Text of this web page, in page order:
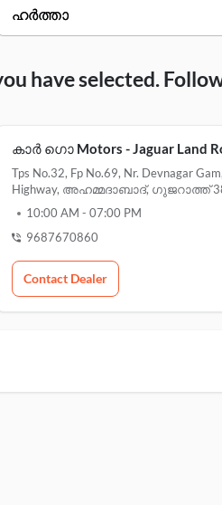
selected.
കാർ ഗൊ Motors - Jaguar Land
Tps No.32, Fp No.69, Nr. Devnagar
Highway, അഹമ്മദാബാദ്, ഗുജറാത്ത്
10:00 AM - 07:00 PM
9687670860
Contact Dealer